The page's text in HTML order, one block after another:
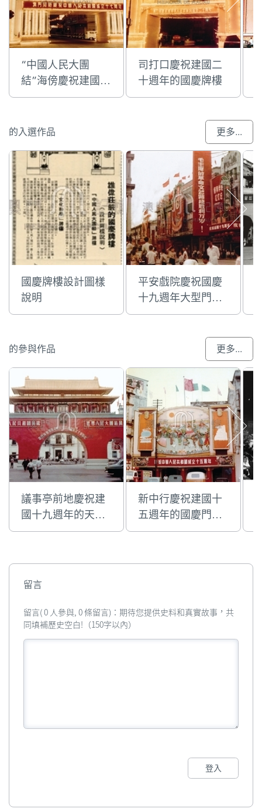
“中國人民大團
結”海傍慶祝建國十
七週年的國慶牌樓
司打口慶祝建國二
十週年的國慶牌樓
的入選作品 更多...
國慶牌樓設計圖樣
說明
平安戲院慶祝國慶
十九週年大型門樓
彩牌
的參與作品 更多...
議事亭前地慶祝建
國十九週年的天安
門牌樓
新中行慶祝建國十
五週年的國慶門樓
彩牌
留言
留言( 0 人參與, 0 條留言)：期待您提供史料和真實故事，共
同填補歷史空白!（150字以內）
登入